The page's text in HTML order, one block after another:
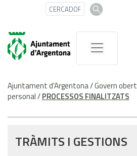
Ajuntament d'Argentona/Govern obert
personal/PROCESSOS FINALITZATS
TRÀMITS I GESTIONS